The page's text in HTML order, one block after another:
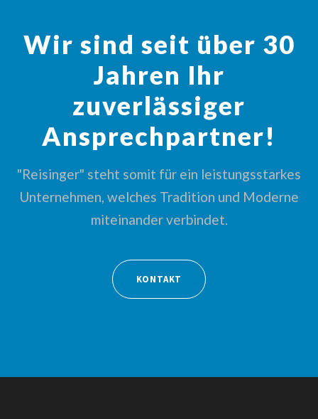
Wir sind seit über 30
Jahren Ihr
zuverlässiger
Ansprechpartner!
"Reisinger" steht somit für ein leistungsstarkes
Unternehmen, welches Tradition und Moderne
miteinander verbindet.
KONTAKT